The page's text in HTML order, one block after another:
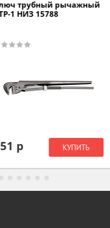
Ключ трубный
КТР-4 НИЗ 15794
3 517 р КУПИТЬ